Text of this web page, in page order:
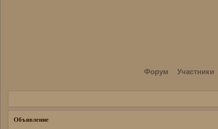
Форум Участники
Объявление